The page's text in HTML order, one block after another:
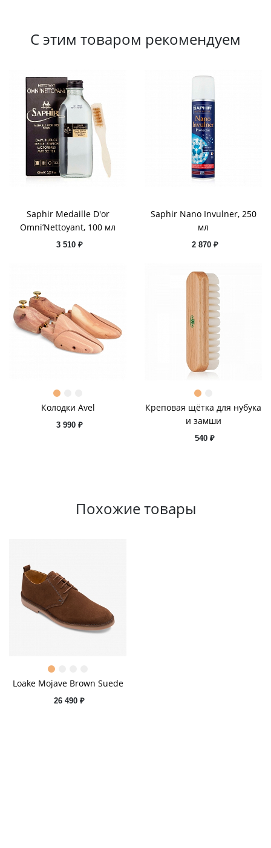
С этим товаром рекомендуем
Saphir Medaille D'or
Omni’Nettoyant, 100 мл
3 510 ₽
Saphir Nano Invulner, 250
мл
2 870 ₽
Колодки Avel
3 990 ₽
Креповая щётка для нубука
и замши
540 ₽
Похожие товары
Loake Mojave Brown Suede
26 490 ₽